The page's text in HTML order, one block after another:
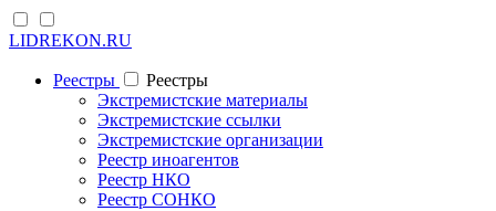
LIDREKON.RU
Реестры
Реестры
Экстремистские материалы
Экстремистские ссылки
Экстремистские организации
Реестр иноагентов
Реестр НКО
Реестр СОНКО